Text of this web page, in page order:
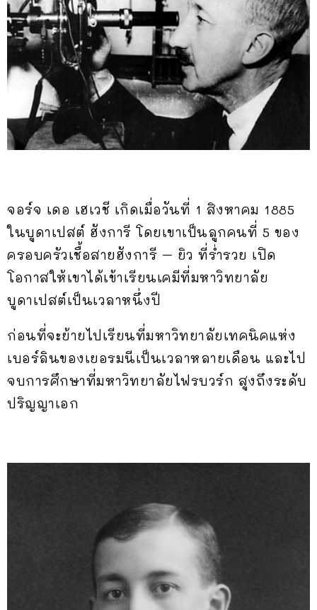
จอร์จ เดอ เฮเวชี เกิดเมื่อวันที่ 1 สิงหาคม 1885
ในบูดาเปสต์ ฮังการี โดยเขาเป็นลูกคนที่ 5 ของ
ครอบครัวเชื้อสายฮังการี – ยิว ที่ร่ำรวย เปิด
โอกาสให้เขาได้เข้าเรียนเคมีที่มหาวิทยาลัย
บูดาเปสต์เป็นเวลาหนึ่งปี
ก่อนที่จะย้ายไปเรียนที่มหาวิทยาลัยเทคนิคแห่ง
เบอร์ลินของเยอรมนีเป็นเวลาหลายเดือน และไป
จบการศึกษาที่มหาวิทยาลัยไฟรบวร์ก สูงถึงระดับ
ปริญญาเอก